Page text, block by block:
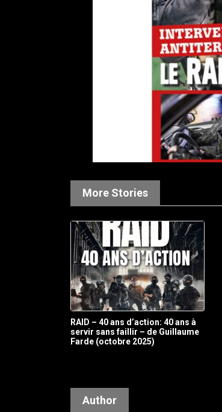
More Stories
RAID – 40 ans d’action: 40 ans à
servir sans faillir – de Guillaume
Farde (octobre 2025)
Author